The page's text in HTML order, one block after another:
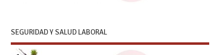
SEGURIDAD Y SALUD LABORAL